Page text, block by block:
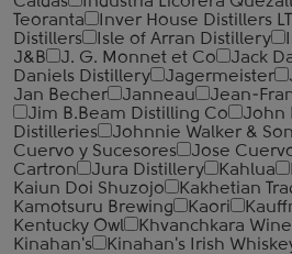
Teoranta
Inver House Distillers
Distillers
Isle of Arran Distillery
J&B
J. G. Monnet et Co Jack
Daniels Distillery
Jagermeister
Jan Becher
Janneau
Jean-
Jim B.Beam Distilling Co
John
Distilleries
Johnnie Walker &
Cuervo y Sucesores
Jose
Cartron
Jura Distillery Kahlua
Kaiun Doi Shuzojo
Kakhetian
Kamotsuru Brewing
Kaori
Kentucky Owl
Khvanchkara
Kinahan's
Kinahan's Irish